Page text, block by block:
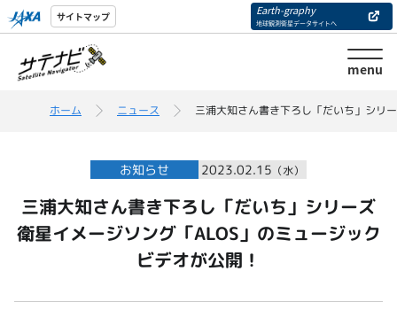
サイトマップ Earth-graphy
地球観測衛星データサイトへ
menu
ホーム ニュース 三浦大知さん書き下ろし「だいち」シリ
お知らせ 2023.02.15 （水）
三浦大知さん書き下ろし「だいち」シリーズ
衛星イメージソング「ALOS」のミュージック
ビデオが公開！